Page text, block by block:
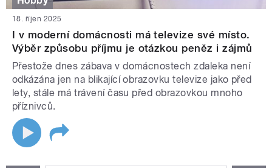
18. říjen 2025
I v moderní domácnosti má televize své místo.
Výběr způsobu příjmu je otázkou peněz i zájmů
Přestože dnes zábava v domácnostech zdaleka není
odkázána jen na blikající obrazovku televize jako před
lety, stále má trávení času před obrazovkou mnoho
příznivců.